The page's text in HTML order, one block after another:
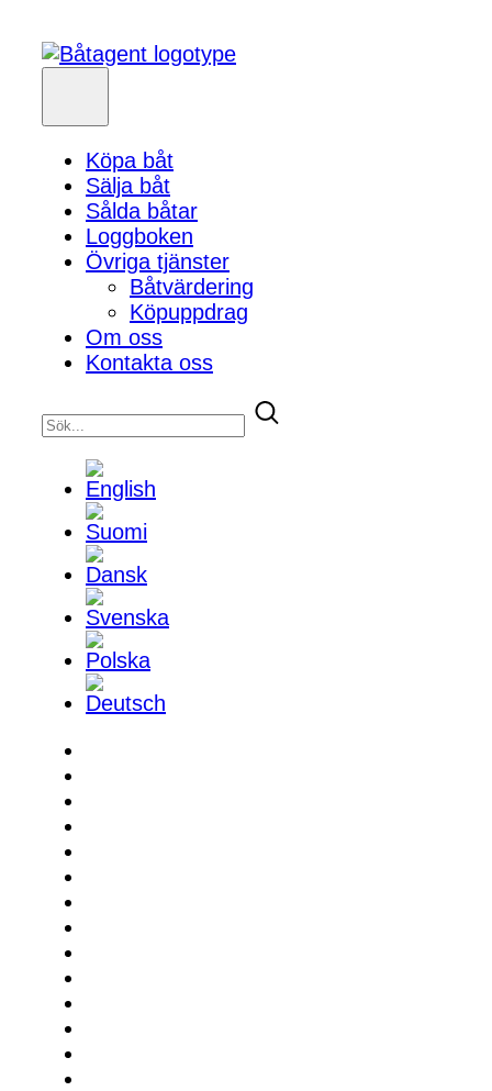
Köpa båt
Sälja båt
Sålda båtar
Loggboken
Övriga tjänster
Båtvärdering
Köpuppdrag
Om oss
Kontakta oss